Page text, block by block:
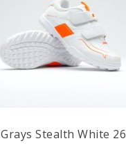
Grays Stealth White 26